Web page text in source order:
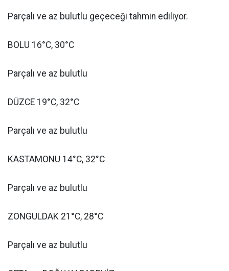
Parçalı ve az bulutlu geçeceği tahmin ediliyor.
BOLU 16°C, 30°C
Parçalı ve az bulutlu
DÜZCE 19°C, 32°C
Parçalı ve az bulutlu
KASTAMONU 14°C, 32°C
Parçalı ve az bulutlu
ZONGULDAK 21°C, 28°C
Parçalı ve az bulutlu